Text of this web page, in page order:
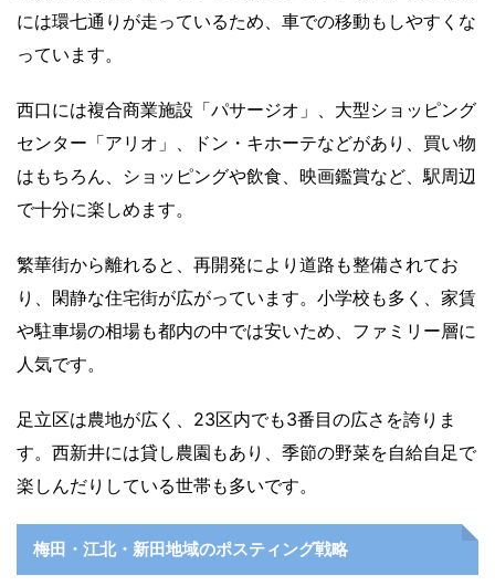
には環七通りが走っているため、車での移動もしやすくな
っています。
西口には複合商業施設「パサージオ」、大型ショッピング
センター「アリオ」、ドン・キホーテなどがあり、買い物
はもちろん、ショッピングや飲食、映画鑑賞など、駅周辺
で十分に楽しめます。
繁華街から離れると、再開発により道路も整備されてお
り、閑静な住宅街が広がっています。小学校も多く、家賃
や駐車場の相場も都内の中では安いため、ファミリー層に
人気です。
足立区は農地が広く、23区内でも3番目の広さを誇りま
す。西新井には貸し農園もあり、季節の野菜を自給自足で
楽しんだりしている世帯も多いです。
梅田・江北・新田地域のポスティング戦略